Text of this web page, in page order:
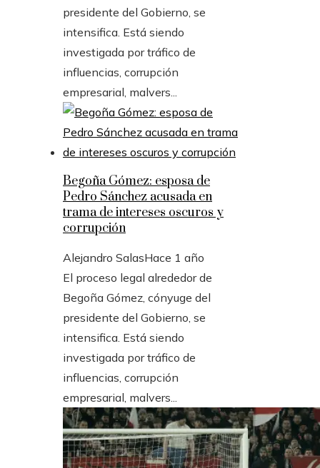
presidente del Gobierno, se
intensifica. Está siendo
investigada por tráfico de
influencias, corrupción
empresarial, malvers...
Begoña Gómez: esposa de
Pedro Sánchez acusada en
trama de intereses oscuros y
corrupción
Alejandro SalasHace 1 año
El proceso legal alrededor de
Begoña Gómez, cónyuge del
presidente del Gobierno, se
intensifica. Está siendo
investigada por tráfico de
influencias, corrupción
empresarial, malvers...